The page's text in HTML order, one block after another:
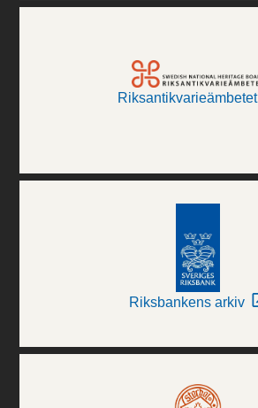
Riksantikvarieämbetet
Riksbankens arkiv